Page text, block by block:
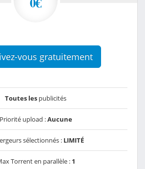
vous gratuitement
Toutes les publicités
Priorité upload :Aucune
sélectionnés : LIMITÉ
Torrent en parallèle : 1